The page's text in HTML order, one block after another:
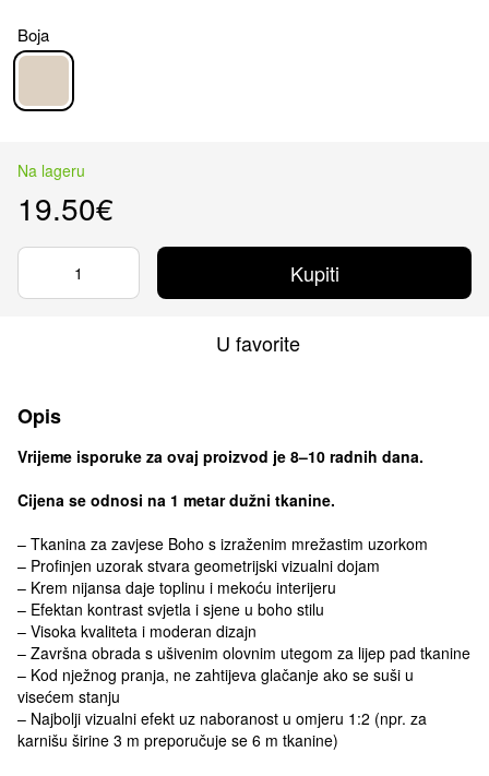
Boja
Na lageru
19.50€
Kupiti
U favorite
Opis
Vrijeme isporuke za ovaj proizvod je 8–10 radnih dana.
Cijena se odnosi na 1 metar dužni tkanine.
– Tkanina za zavjese Boho s izraženim mrežastim uzorkom
– Profinjen uzorak stvara geometrijski vizualni dojam
– Krem nijansa daje toplinu i mekoću interijeru
– Efektan kontrast svjetla i sjene u boho stilu
– Visoka kvaliteta i moderan dizajn
– Završna obrada s ušivenim olovnim utegom za lijep pad tkanine
– Kod nježnog pranja, ne zahtijeva glačanje ako se suši u
visećem stanju
– Najbolji vizualni efekt uz naboranost u omjeru 1:2 (npr. za
karnišu širine 3 m preporučuje se 6 m tkanine)